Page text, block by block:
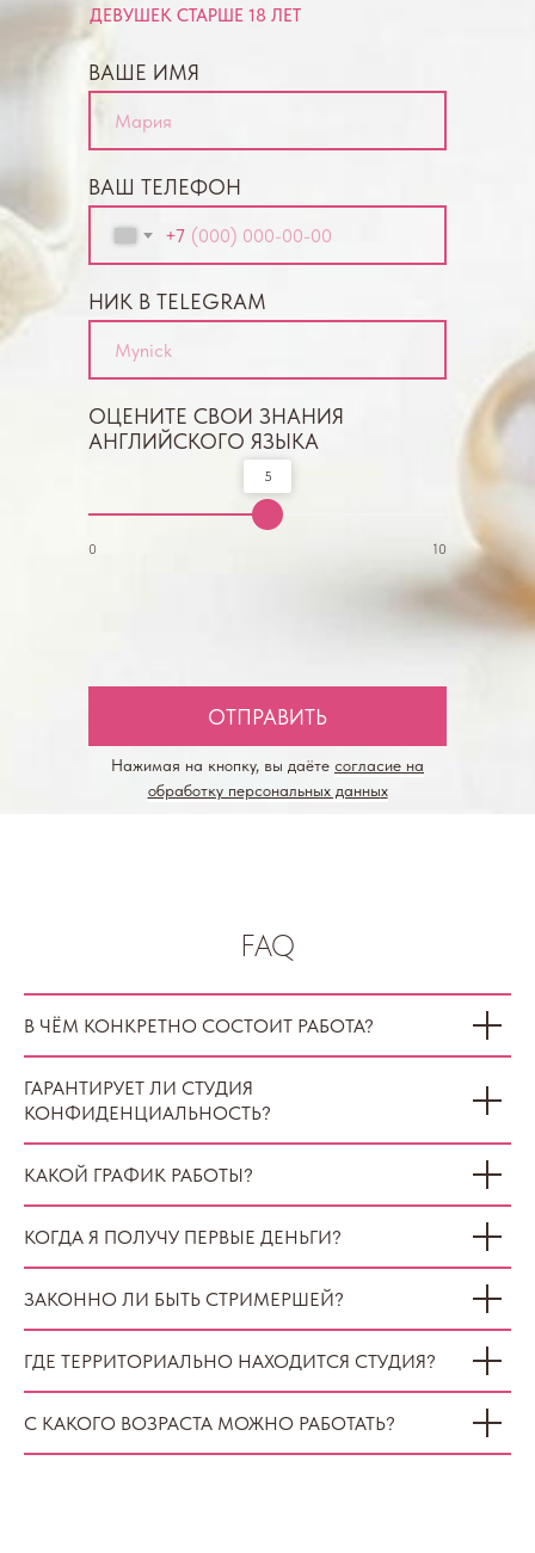
ОТПРАВИТЬ
ВАШЕ ИМЯ
ВАШ ТЕЛЕФОН
+7
НИК В TELEGRAM
ОЦЕНИТЕ СВОИ ЗНАНИЯ
АНГЛИЙСКОГО ЯЗЫКА
5
0 10
Нажимая на кнопку, вы даёте согласие на
обработку персональных данных
ДЕВУШЕК СТАРШЕ 18 ЛЕТ
FAQ
В ЧЁМ КОНКРЕТНО СОСТОИТ РАБОТА?
ГАРАНТИРУЕТ ЛИ СТУДИЯ
КОНФИДЕНЦИАЛЬНОСТЬ?
КАКОЙ ГРАФИК РАБОТЫ?
КОГДА Я ПОЛУЧУ ПЕРВЫЕ ДЕНЬГИ?
ЗАКОННО ЛИ БЫТЬ СТРИМЕРШЕЙ?
ГДЕ ТЕРРИТОРИАЛЬНО НАХОДИТСЯ СТУДИЯ?
С КАКОГО ВОЗРАСТА МОЖНО РАБОТАТЬ?